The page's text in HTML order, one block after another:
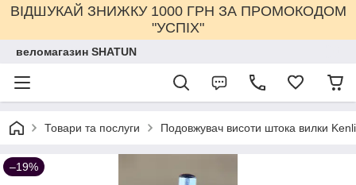
ВІДШУКАЙ ЗНИЖКУ 1000 ГРН ЗА ПРОМОКОДОМ
"УСПІХ"
веломагазин SHATUN
Товари та послуги Подовжувач висоти штока вилки
–19%